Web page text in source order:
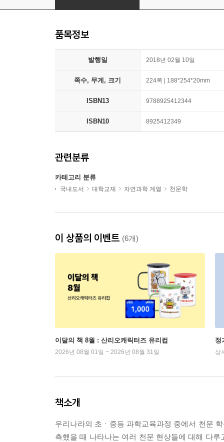
품목정보
발행일 2018년 02월 10일
쪽수, 무게, 크기 224쪽 | 188*254*20mm
ISBN13 9788925412344
ISBN10 8925412349
관련분류
카테고리 분류
국내도서 대학교재 자연과학 계열 천문학
이 상품의 이벤트 (6개)
이달의 책 8월 : 산리오캐릭터즈 유리컵
2026년 08월 01일 ~ 2026년 08월 31일
정
상
책소개
우리나라의 초ㆍ중등 과학교육과정 중에서 천문
측했을 때 나타나는 여러 천문 현상들에 대해 다